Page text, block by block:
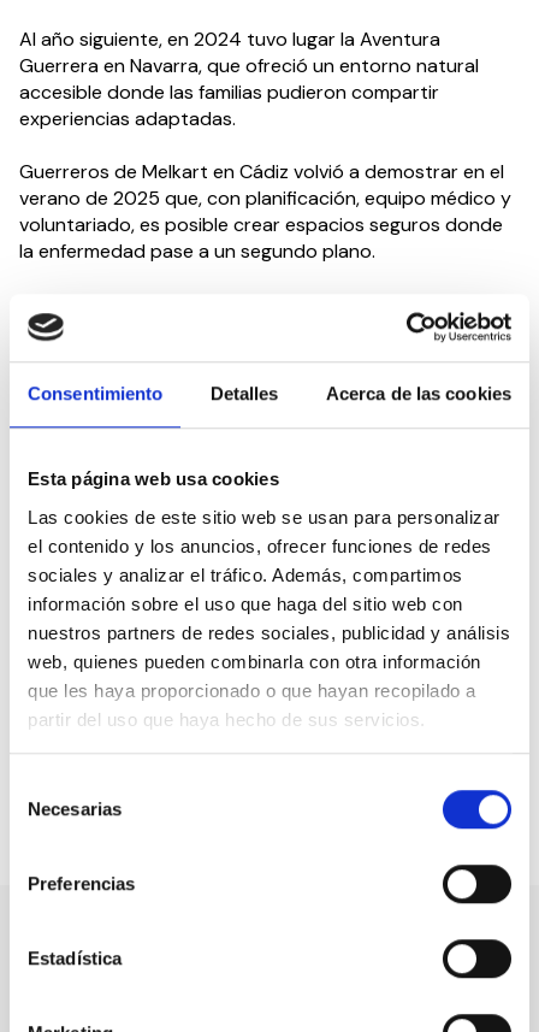
Consentimiento Detalles Acerca de las cookies
Esta página web usa cookies
Las cookies de este sitio web se usan para personalizar
el contenido y los anuncios, ofrecer funciones de redes
sociales y analizar el tráfico. Además, compartimos
información sobre el uso que haga del sitio web con
nuestros partners de redes sociales, publicidad y análisis
web, quienes pueden combinarla con otra información
que les haya proporcionado o que hayan recopilado a
partir del uso que haya hecho de sus servicios.
Necesarias
Preferencias
Estadística
Al año siguiente, en 2024 tuvo lugar la Aventura
Guerrera en Navarra, que ofreció un entorno natural
accesible donde las familias pudieron compartir
experiencias adaptadas.
Guerreros de Melkart en Cádiz volvió a demostrar en el
verano de 2025 que, con planificación, equipo médico y
voluntariado, es posible crear espacios seguros donde
la enfermedad pase a un segundo plano.
sanitario y económico, pero también ha fortalecido la
red de apoyo entre familias que conviven con realidades
similares.
El reto económico
El presupuesto total de #EscuadrónPúrpura en Girona
supera los 41.000 euros.
Las familias asumen una parte importante del coste,
pero para garantizar que el proyecto sea viable y que
ninguna se quede fuera por motivos económicos, la
asociación ha lanzado una campaña de recaudación
con un objetivo de 8.000 € a través de Migranodearena:
https://www.migranodearena.org/reto/ayudanos-a-
convertir-8-000-en-recuerdos-para-toda-la-vida
Nuestro canal de Youtube
Todas las jornadas CEDDD, el podcast ‘El Rincón